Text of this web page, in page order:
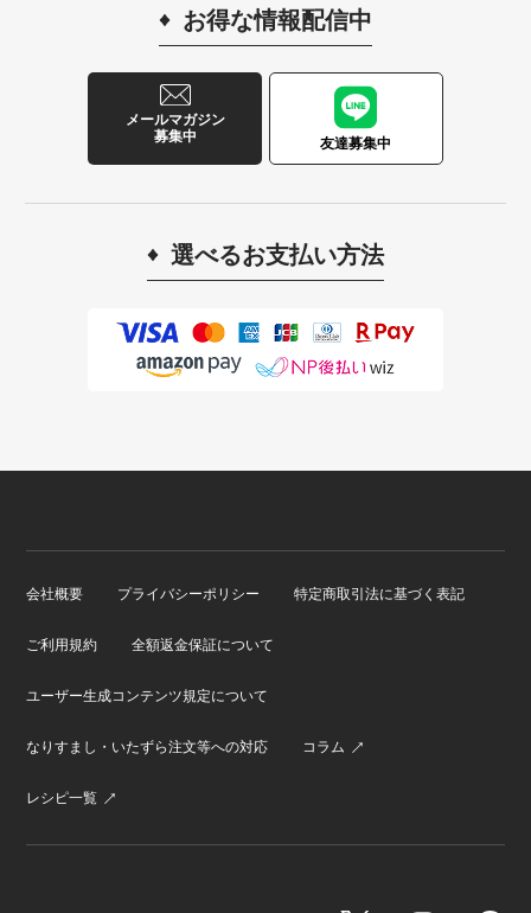
お得な情報配信中
メールマガジン
募集中
友達募集中
選べるお支払い方法
会社概要 プライバシーポリシー 特定商取引法に基づく表記
ご利用規約 全額返金保証について
ユーザー生成コンテンツ規定について
なりすまし・いたずら注文等への対応 コラム
レシピ一覧